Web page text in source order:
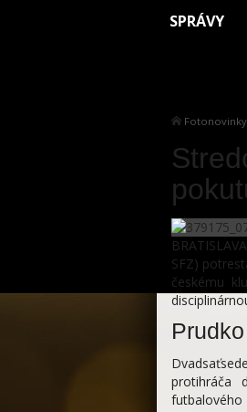
SPRÁVY
Fotonovinky
SFZ)
českému
protihráča
futbalového